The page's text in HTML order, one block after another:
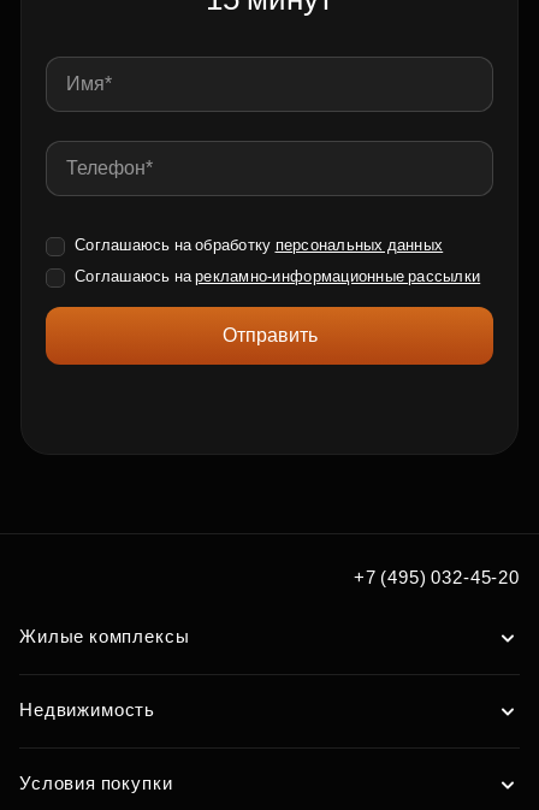
Соглашаюсь на обработку персональных данных
Соглашаюсь нарекламно-информационные рассылки
Отправить
+7 (495) 032-45-20
Жилые комплексы
Недвижимость
Условия покупки